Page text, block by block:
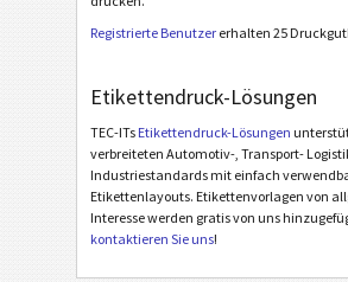
B BOSCH
MAT MAT Labels
LTO LTO Labels
I Inventaraufkleber
Registrierte Benutzer erhalten 25
Etikettendruck-Lösungen
TEC-ITs Etikettendruck-Lösungen
verbreiteten Automotiv-, Transport-
Industriestandards mit einfach
Etikettenlayouts. Etikettenvorlagen von
Interesse werden gratis von uns
kontaktieren Sie uns!